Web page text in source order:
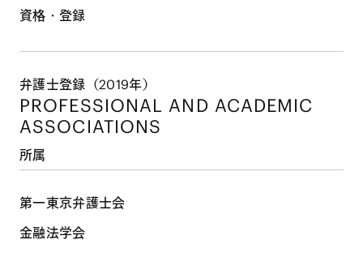
資格・登録
弁護士登録（2019年）
PROFESSIONAL AND ACADEMIC
ASSOCIATIONS
所属
第一東京弁護士会
金融法学会